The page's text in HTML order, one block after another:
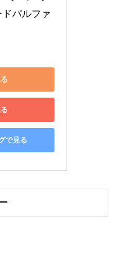
パルファ
で見る